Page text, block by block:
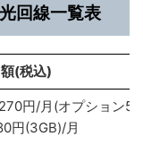
回線一覧表
(税込)
円/月(オプション
円(3GB)/月